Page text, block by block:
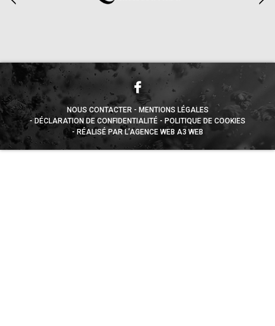
NOUS CONTACTER
MENTIONS LÉGALES
DÉCLARATION DE CONFIDENTIALITÉ
POLITIQUE DE COOKIES
RÉALISÉ PAR L’AGENCE WEB A3 WEB